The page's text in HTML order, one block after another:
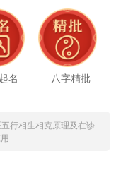
名 八字精批
行相生相克原理及在诊